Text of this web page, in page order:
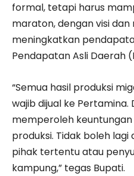
formal, tetapi harus
maraton, dengan visi dan
meningkatkan
Pendapatan Asli Daerah
“Semua hasil produksi
wajib dijual ke
memperoleh
produksi. Tidak boleh
pihak tertentu atau
kampung,” tegas Bupati.